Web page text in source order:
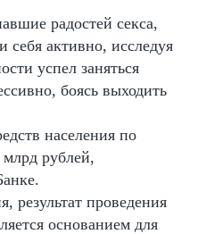
радостей секса,
себя активно, исследуя
успел заняться
боясь выходить
населения по
млрд рублей,
результат проведения
основанием для